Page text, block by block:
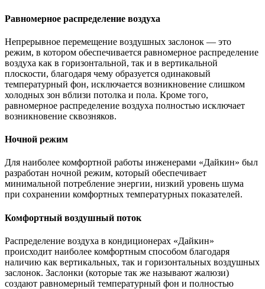
Равномерное распределение воздуха
Непрерывное перемещение воздушных заслонок — это
режим, в котором обеспечивается равномерное распределение
воздуха как в горизонтальной, так и в вертикальной
плоскости, благодаря чему образуется одинаковый
температурный фон, исключается возникновение слишком
холодных зон вблизи потолка и пола. Кроме того,
равномерное распределение воздуха полностью исключает
возникновение сквозняков.
Ночной режим
Для наиболее комфортной работы инженерами «Дайкин» был
разработан ночной режим, который обеспечивает
минимальной потребление энергии, низкий уровень шума
при сохранении комфортных температурных показателей.
Комфортный воздушный поток
Распределение воздуха в кондиционерах «Дайкин»
происходит наиболее комфортным способом благодаря
наличию как вертикальных, так и горизонтальных воздушных
заслонок. Заслонки (которые так же называют жалюзи)
создают равномерный температурный фон и полностью